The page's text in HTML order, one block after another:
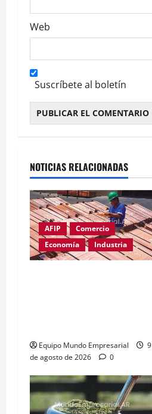
Web
Suscríbete al boletín
NOTICIAS RELACIONADAS
AFIP
Comercio
Economía
Industria
Equipo Mundo Empresarial
9
de agosto de 2026
0